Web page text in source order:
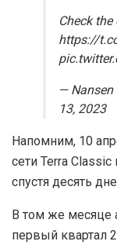
Check
https://
—
13, 2023
Напомним, 10
сети Terra
спустя десять
В том же месяце
первый квартал